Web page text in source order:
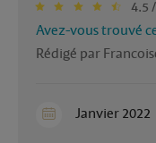
4.5
Avez-vous trouvé
Rédigé par
Janvier 2022